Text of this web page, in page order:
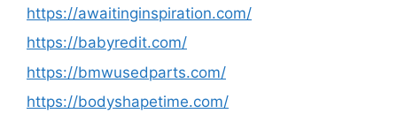
https://awaitinginspiration.com/
https://babyredit.com/
https://bmwusedparts.com/
https://bodyshapetime.com/